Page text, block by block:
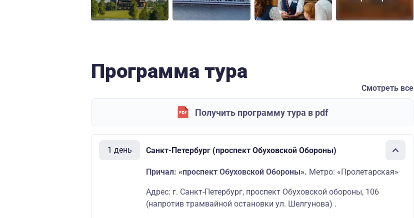
Программа тура
Смотреть все
Получить программу тура в pdf
1 день Санкт-Петербург (проспект Обуховской Обороны)
Причал: «проспект Обуховской Обороны». Метро: «Пролетарская»
Адрес: г. Санкт-Петербург, проспект Обуховской обороны, 106
(напротив трамвайной остановки ул. Шелгунова) .